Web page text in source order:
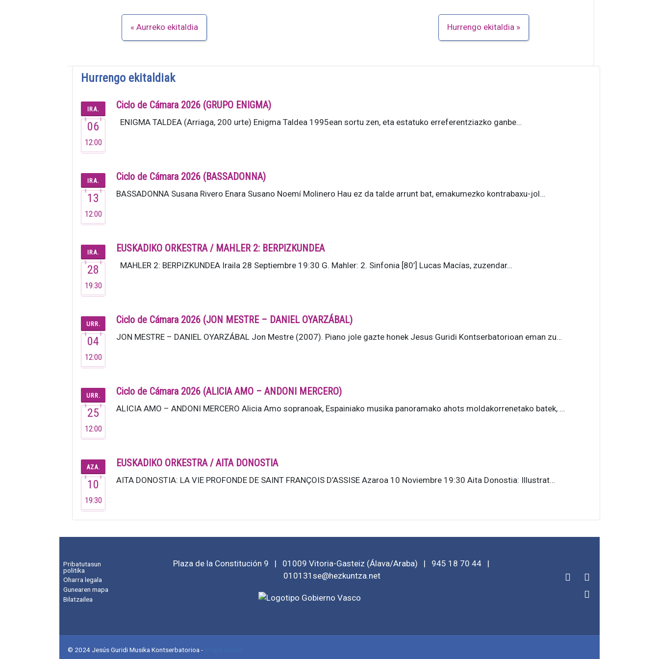
Aurreko ekitaldia Hurrengo ekitaldia
Hurrengo ekitaldiak
IRA.
06
12:00
Ciclo de Cámara 2026 (GRUPO ENIGMA)
ENIGMA TALDEA (Arriaga, 200 urte) Enigma Taldea 1995ean sortu zen, eta estatuko erreferentziazko ganbe…
IRA.
13
12:00
Ciclo de Cámara 2026 (BASSADONNA)
BASSADONNA Susana Rivero Enara Susano Noemí Molinero Hau ez da talde arrunt bat, emakumezko kontrabaxu-jol…
IRA.
28
19:30
EUSKADIKO ORKESTRA / MAHLER 2: BERPIZKUNDEA
MAHLER 2: BERPIZKUNDEA Iraila 28 Septiembre 19:30 G. Mahler: 2. Sinfonia [80’] Lucas Macías, zuzendar…
URR.
04
12:00
Ciclo de Cámara 2026 (JON MESTRE – DANIEL OYARZÁBAL)
JON MESTRE – DANIEL OYARZÁBAL Jon Mestre (2007). Piano jole gazte honek Jesus Guridi Kontserbatorioan eman zu…
URR.
25
12:00
Ciclo de Cámara 2026 (ALICIA AMO – ANDONI MERCERO)
ALICIA AMO – ANDONI MERCERO Alicia Amo sopranoak, Espainiako musika panoramako ahots moldakorrenetako batek, …
AZA.
10
19:30
EUSKADIKO ORKESTRA / AITA DONOSTIA
AITA DONOSTIA: LA VIE PROFONDE DE SAINT FRANÇOIS D’ASSISE Azaroa 10 Noviembre 19:30 Aita Donostia: Illustrat…
Pribatutasun
politika
Oharra legala
Gunearen mapa
Bilatzailea
Plaza de la Constitución 9 | 01009 Vitoria-Gasteiz (Álava/Araba) | 945 18 70 44|
010131se@hezkuntza.net
© 2024 Jesús Guridi Musika Kontserbatorioa -